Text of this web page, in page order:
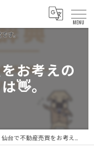
お考えの
👋。
仙台で不動産売買をお考えの方、こんにちは👋。